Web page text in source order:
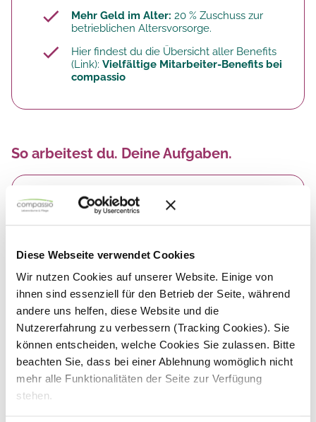
Diese Webseite verwendet Cookies
Wir nutzen Cookies auf unserer Website. Einige von
ihnen sind essenziell für den Betrieb der Seite, während
andere uns helfen, diese Website und die
Nutzererfahrung zu verbessern (Tracking Cookies). Sie
können entscheiden, welche Cookies Sie zulassen. Bitte
beachten Sie, dass bei einer Ablehnung womöglich nicht
mehr alle Funktionalitäten der Seite zur Verfügung
stehen.
Mehr Geld im Alter: 20 % Zuschuss zur
betrieblichen Altersvorsorge.​
Hier findest du die Übersicht aller Benefits
(Link): Vielfältige Mitarbeiter-Benefits bei
compassio
So arbeitest du. Deine Aufgaben.
Duorganisierst alle Bereiche der
Verpflegung unserer Bewohner/-innen
nach einem zentral festgelegten Konzept
unternehmenseigenen Convenience-
Produkte standardgerecht weiter
Arbeitsabläufe in den Bereichen Einkauf,
Lagerhaltung, Küche, Service und
Bewohnerbetreuung prüfst du.
Duüberwachst die Qualität der
eingesetzten Produkteund achtest auf
deren einwandfreien Zustand und stellst die
Einhaltung aller Hygiene- und
Sicherheitsvorschriften sicher